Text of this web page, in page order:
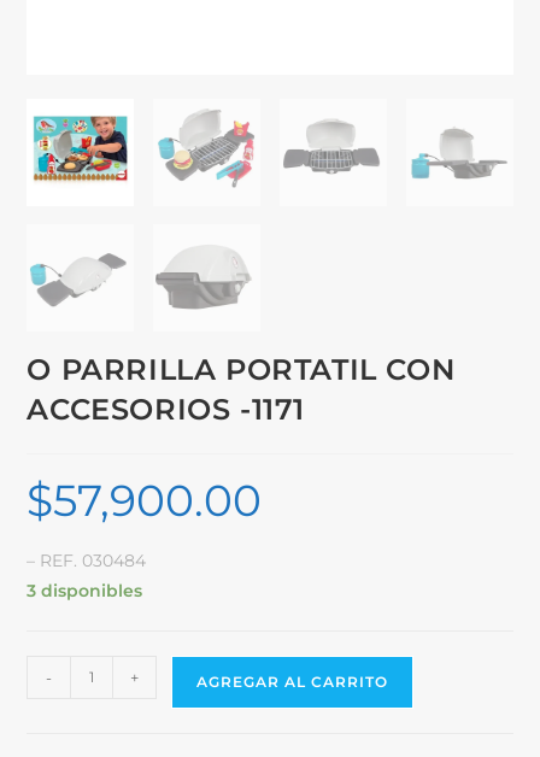
O PARRILLA PORTATIL CON
ACCESORIOS -1171
$57,900.00
– REF. 030484
3 disponibles
- + AGREGAR AL CARRITO